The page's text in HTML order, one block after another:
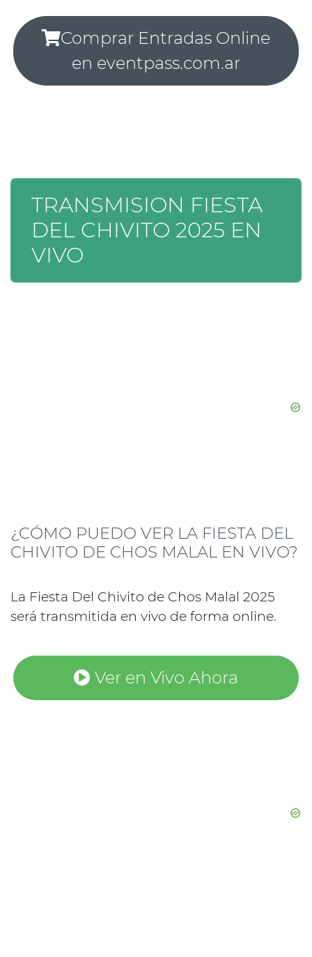
Comprar Entradas Online
en eventpass.com.ar
TRANSMISION FIESTA
DEL CHIVITO 2025 EN
VIVO
¿CÓMO PUEDO VER LA FIESTA DEL
CHIVITO DE CHOS MALAL EN VIVO?
La Fiesta Del Chivito de Chos Malal 2025
será transmitida en vivo de forma online.
Ver en Vivo Ahora